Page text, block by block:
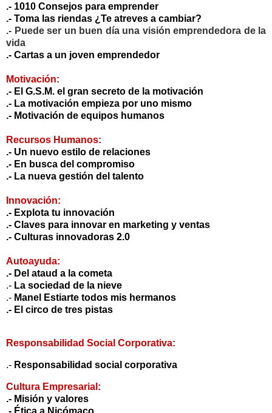
.- 1010 Consejos para emprender
.- Toma las riendas ¿Te atreves a cambiar?
.- Puede ser un buen día una visión emprendedora de la
vida
.- Cartas a un joven emprendedor
Motivación:
.- El G.S.M. el gran secreto de la motivación
.- La motivación empieza por uno mismo
.- Motivación de equipos humanos
Recursos Humanos:
.- Un nuevo estilo de relaciones
.- En busca del compromiso
.- La nueva gestión del talento
Innovación:
.- Explota tu innovación
.- Claves para innovar en marketing y ventas
.- Culturas innovadoras 2.0
Autoayuda:
.- Del ataud a la cometa
.- La sociedad de la nieve
.- Manel Estiarte todos mis hermanos
.- El circo de tres pistas
Responsabilidad Social Corporativa:
.- Responsabilidad social corporativa
Cultura Empresarial:
.- Misión y valores